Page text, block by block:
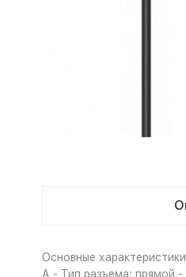
Основные
А - Тип разъема: прямой